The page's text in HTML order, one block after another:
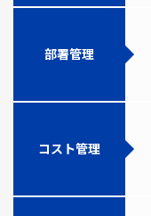
部署管理
コスト管理